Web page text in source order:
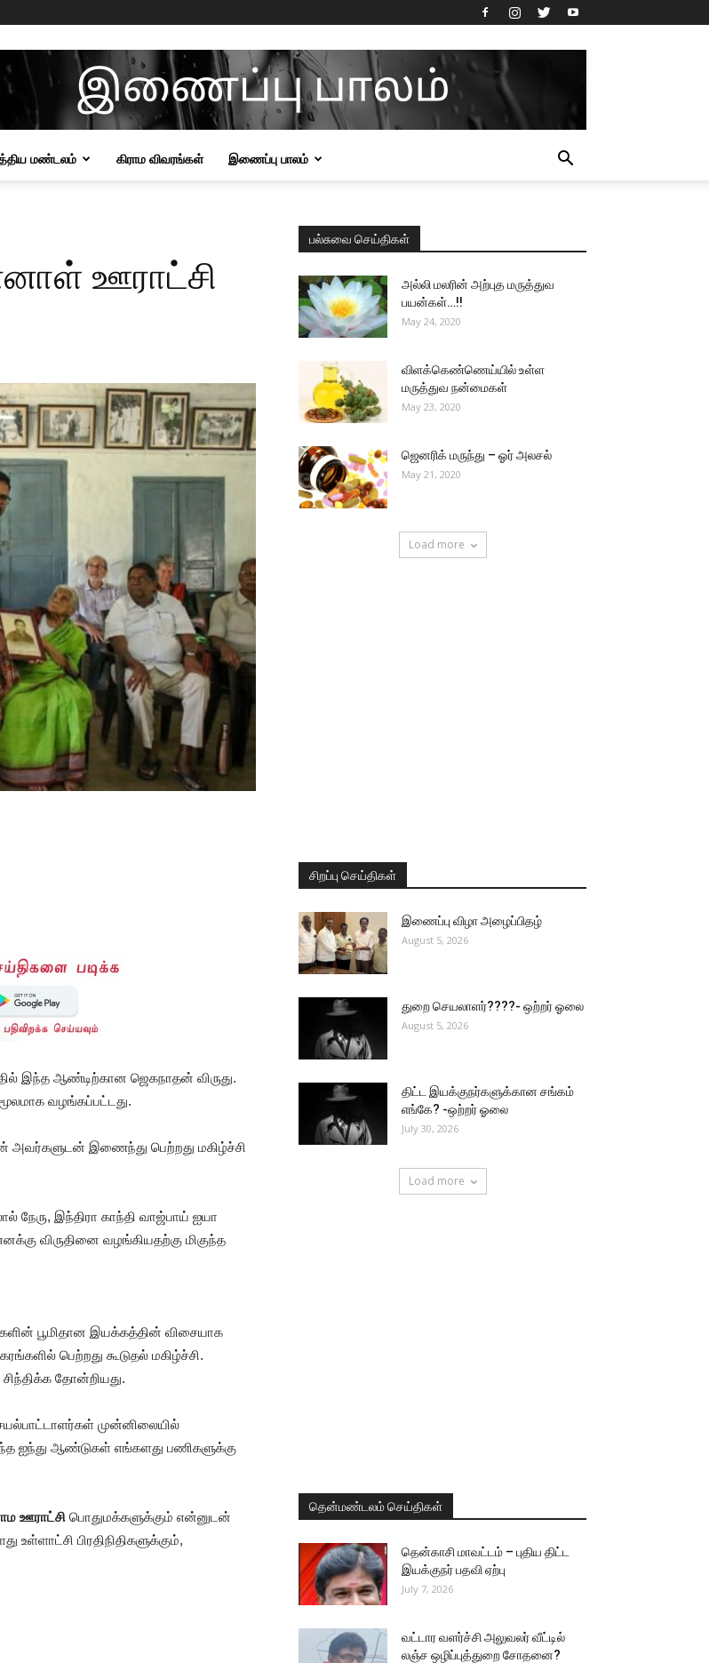
மண்டலம் கிராம விவரங்கள் இணைப்பு பாலம்
ஊராட்சி
இந்த ஆண்டிற்கான ஜெகநாதன் விருது.
வழங்கப்பட்டது.
அவர்களுடன் இணைந்து பெற்றது மகிழ்ச்சி
நேரு, இந்திரா காந்தி வாஜ்பாய் ஐயா
விருதினை வழங்கியதற்கு மிகுந்த
பூமிதான இயக்கத்தின் விசையாக
பெற்றது கூடுதல் மகிழ்ச்சி.
தோன்றியது.
முன்னிலையில்
ஐந்து ஆண்டுகள் எங்களது பணிகளுக்கு
ஊராட்சி பொதுமக்களுக்கும் என்னுடன்
பிரதிநிதிகளுக்கும்,
பல்சுவை செய்திகள்
அல்லி மலரின் அற்புத மருத்துவ
பயன்கள்…!!
May 24, 2020
விளக்கெண்ணெய்யில் உள்ள
மருத்துவ நன்மைகள்
May 23, 2020
ஜெனரிக் மருந்து – ஓர் அலசல்
May 21, 2020
Load more
சிறப்பு செய்திகள்
இணைப்பு விழா அழைப்பிதழ்
August 5, 2026
துறை செயலாளர்????- ஒற்றர் ஓலை
August 5, 2026
திட்ட இயக்குநர்களுக்கான சங்கம்
எங்கே? -ஒற்றர் ஓலை
July 30, 2026
Load more
தென்மண்டலம் செய்திகள்
தென்காசி மாவட்டம் – புதிய திட்ட
இயக்குநர் பதவி ஏற்பு
July 7, 2026
வட்டார வளர்ச்சி அலுவலர் வீட்டில்
லஞ்ச ஒழிப்புத்துறை சோதனை?